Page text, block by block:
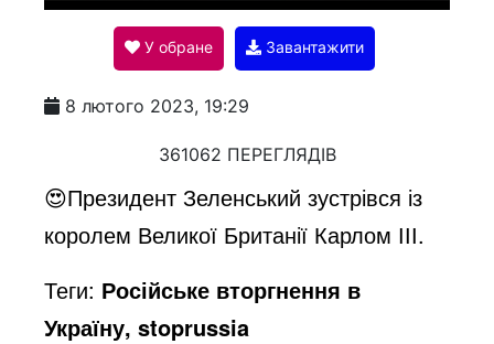
a
y
V
i
У обране Завантажити
8 лютого 2023, 19:29
361062 ПЕРЕГЛЯДІВ
😍Президент Зеленський зустрівся із
королем Великої Британії Карлом ІІІ.
Теги: Російське вторгнення в
Україну, stoprussia